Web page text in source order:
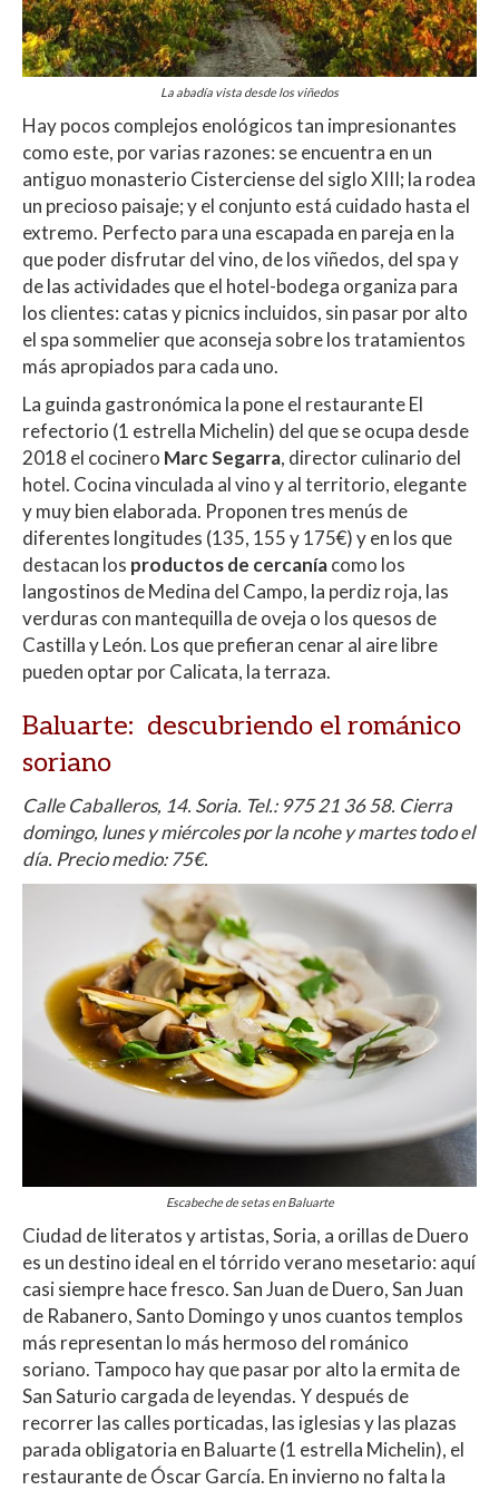
La abadía vista desde los viñedos
Hay pocos complejos enológicos tan impresionantes
como este, por varias razones: se encuentra en un
antiguo monasterio Cisterciense del siglo XIII; la rodea
un precioso paisaje; y el conjunto está cuidado hasta el
extremo. Perfecto para una escapada en pareja en la
que poder disfrutar del vino, de los viñedos, del spa y
de las actividades que el hotel-bodega organiza para
los clientes: catas y picnics incluidos, sin pasar por alto
el spa sommelier que aconseja sobre los tratamientos
más apropiados para cada uno.
La guinda gastronómica la pone el restaurante El
refectorio (1 estrella Michelin) del que se ocupa desde
2018 el cocinero Marc Segarra, director culinario del
hotel. Cocina vinculada al vino y al territorio, elegante
y muy bien elaborada. Proponen tres menús de
diferentes longitudes (135, 155 y 175€) y en los que
destacan los productos de cercaníacomo los
langostinos de Medina del Campo, la perdiz roja, las
verduras con mantequilla de oveja o los quesos de
Castilla y León. Los que prefieran cenar al aire libre
pueden optar por Calicata, la terraza.
Baluarte: descubriendo el románico
soriano
Calle Caballeros, 14. Soria. Tel.: 975 21 36 58. Cierra
domingo, lunes y miércoles por la ncohe y martes todo el
día. Precio medio: 75€.
Escabeche de setas en Baluarte
Ciudad de literatos y artistas, Soria, a orillas de Duero
es un destino ideal en el tórrido verano mesetario: aquí
casi siempre hace fresco. San Juan de Duero, San Juan
de Rabanero, Santo Domingo y unos cuantos templos
más representan lo más hermoso del románico
soriano. Tampoco hay que pasar por alto la ermita de
San Saturio cargada de leyendas. Y después de
recorrer las calles porticadas, las iglesias y las plazas
parada obligatoria en Baluarte (1 estrella Michelin), el
restaurante de Óscar García. En invierno no falta la